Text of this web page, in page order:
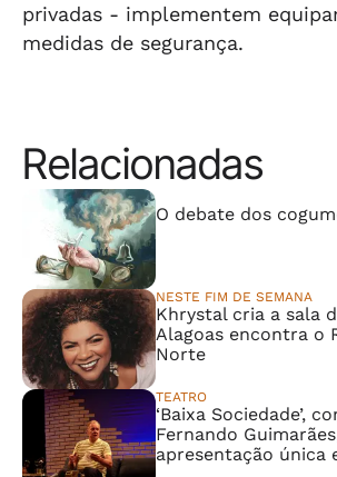
privadas - implementem
medidas de segurança.
Relacionadas
O debate dos
NESTE FIM DE SEMANA
Khrystal cria a sala
Alagoas encontra o
Norte
TEATRO
‘Baixa Sociedade’,
Fernando
apresentação única